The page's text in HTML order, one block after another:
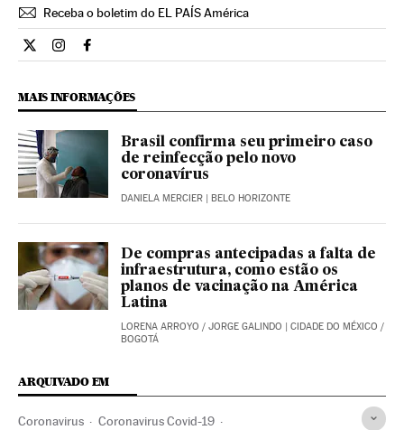
Receba o boletim do EL PAÍS América
Internacional El País Brasil en Twitter
Internacional El País Brasil en Instagram
Internacional El País Brasil en Facebook
MAIS INFORMAÇÕES
Brasil confirma seu primeiro caso
de reinfecção pelo novo
coronavírus
DANIELA MERCIER | BELO HORIZONTE
De compras antecipadas a falta de
infraestrutura, como estão os
planos de vacinação na América
Latina
LORENA ARROYO / JORGE GALINDO | CIDADE DO MÉXICO /
BOGOTÁ
ARQUIVADO EM
Coronavirus Coronavirus Covid-19